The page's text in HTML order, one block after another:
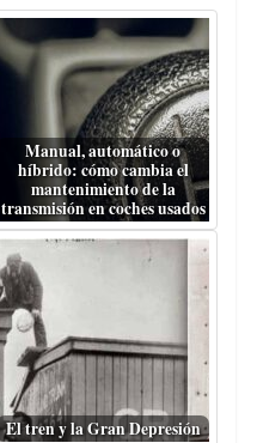
Manual, automático o
híbrido: cómo cambia el
mantenimiento de la
transmisión en coches usados
El tren y la Gran Depresión